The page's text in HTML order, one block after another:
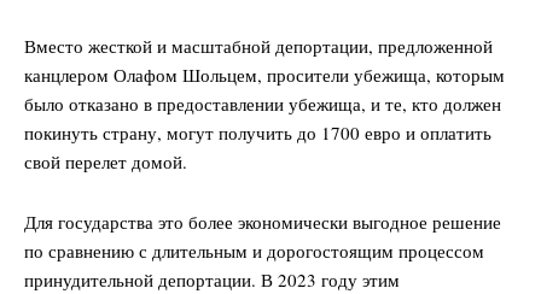
Вместо жесткой и масштабной депортации, предложенной
канцлером Олафом Шольцем, просители убежища, которым
было отказано в предоставлении убежища, и те, кто должен
покинуть страну, могут получить до 1700 евро и оплатить
свой перелет домой.
Для государства это более экономически выгодное решение
по сравнению с длительным и дорогостоящим процессом
принудительной депортации. В 2023 году этим